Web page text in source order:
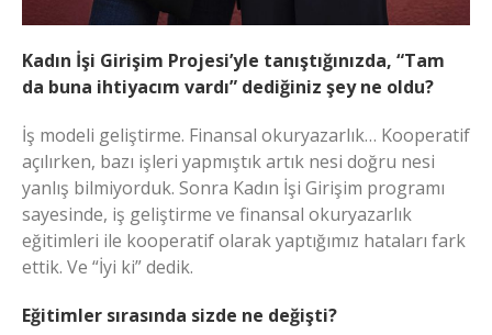
Kadın İşi Girişim Projesi’yle tanıştığınızda, “Tam
da buna ihtiyacım vardı” dediğiniz şey ne oldu?
İş modeli geliştirme. Finansal okuryazarlık… Kooperatif
açılırken, bazı işleri yapmıştık artık nesi doğru nesi
yanlış bilmiyorduk. Sonra Kadın İşi Girişim programı
sayesinde, iş geliştirme ve finansal okuryazarlık
eğitimleri ile kooperatif olarak yaptığımız hataları fark
ettik. Ve “İyi ki” dedik.
Eğitimler sırasında sizde ne değişti?